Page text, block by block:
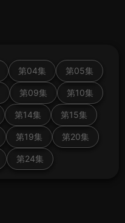
第04集 第05集
第09集 第10集
第14集 第15集
第19集 第20集
第24集